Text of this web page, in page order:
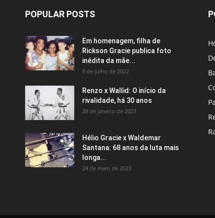
POPULAR POSTS
Em homenagem, filha de
Rickson Gracie publica foto
inédita da mãe...
8 de julho de 2022
Renzo x Wallid: O início da
rivalidade, há 30 anos
28 de janeiro de 2023
Hélio Gracie x Waldemar
Santana: 68 anos da luta mais
longa...
24 de maio de 2023